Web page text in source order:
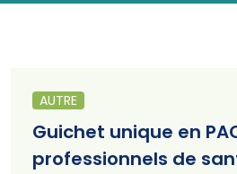
AUTRE
Guichet unique en
professionnels de